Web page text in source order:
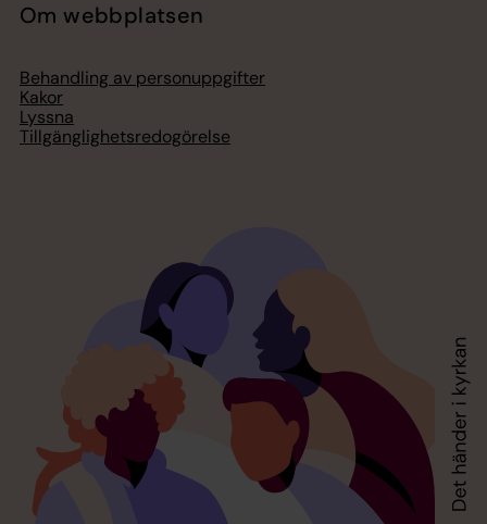
Om webbplatsen
Behandling av personuppgifter
Kakor
Lyssna
Tillgänglighetsredogörelse